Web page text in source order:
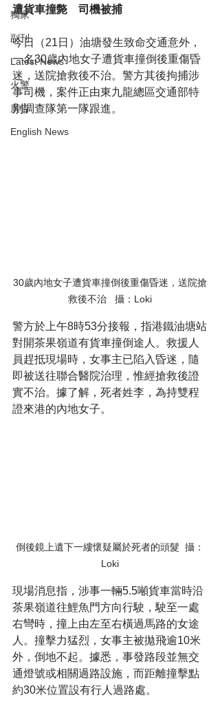
獨家
副刊
Latest News
火警
廣告
English News
遭貨車撞斃　司機被捕
今日（21日）油塘發生致命交通意外，
一名30歲內地女子遭貨車撞倒後重傷昏
迷，送院搶救後不治。警方其後拘捕涉
事司機，案件正由東九龍總區交通部特
別調查隊第一隊跟進。
30歲內地女子遭貨車撞倒後重傷昏迷，送院搶
救後不治   攝：Loki
警方於上午8時53分接報，指港鐵油塘站
對開茶果嶺道有貨車撞倒途人。救援人
員趕抵現場時，女事主已陷入昏迷，隨
即被送往聯合醫院治理，惟經搶救後證
實不治。據了解，死者姓李，為持雙程
證來港的內地女子。
倒後鏡上遺下一縷懷疑屬於死者的頭髮  攝：
Loki
現場消息指，涉事一輛5.5噸貨車當時沿
茶果嶺道往鯉魚門方向行駛，駛至一處
右彎時，撞上由左至右橫過馬路的女途
人。撞擊力猛烈，女事主被拋飛逾10米
外，倒地不起。據悉，事發路段並無交
通燈號或相關過路設施，而距離撞擊點
約30米位置設有行人過路處。